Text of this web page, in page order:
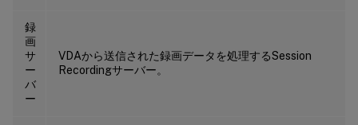
録
画
サ
ー
バ
ー
VDAから送信された録画データを処理するSession
Recordingサーバー。